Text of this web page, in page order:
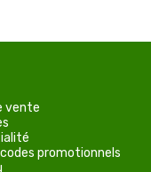
vente
promotionnels